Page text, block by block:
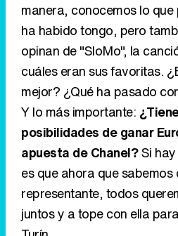
manera, conocemos lo que
ha habido tongo, pero
opinan de "SloMo", la
cuáles eran sus favoritas.
mejor? ¿Qué ha pasado
Y lo más importante:
posibilidades de ganar
apuesta de Chanel?Si
es que ahora que sabemos
representante, todos
juntos y a tope con ella